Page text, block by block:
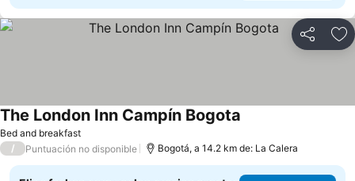
Compartir
Bed and breakfast
The London Inn Campín Bogota
/ Puntuación no disponible Bogotá, a 14.2 km de: La Calera